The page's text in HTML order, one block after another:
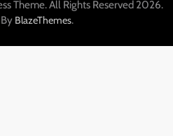
Theme. All Rights Reserved 2026.
BlazeThemes.